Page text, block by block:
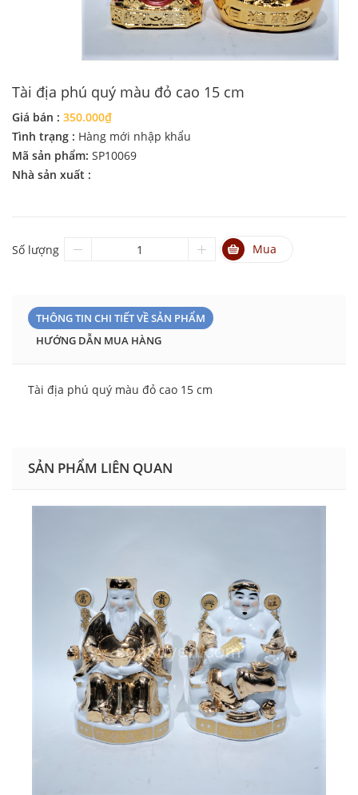
Tài địa phú quý màu đỏ cao 15 cm
Giá bán : 350.000₫
Tình trạng : Hàng mới nhập khẩu
Mã sản phẩm: SP10069
Nhà sản xuất :
Số lượng Mua
THÔNG TIN CHI TIẾT VỀ SẢN PHẨM
HƯỚNG DẪN MUA HÀNG
Tài địa phú quý màu đỏ cao 15 cm
SẢN PHẨM LIÊN QUAN